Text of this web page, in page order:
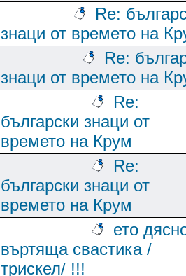
Re:
знаци от времето на
Re:
знаци от времето на
Re:
български знаци от
времето на Крум
Re:
български знаци от
времето на Крум
ето
въртяща свастика /
трискел/ !!!